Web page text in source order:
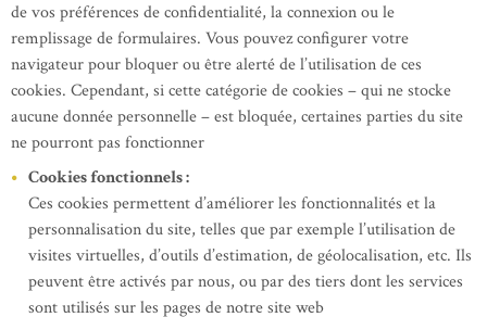
de vos préférences de confidentialité, la connexion ou le
remplissage de formulaires. Vous pouvez configurer votre
navigateur pour bloquer ou être alerté de l’utilisation de ces
cookies. Cependant, si cette catégorie de cookies – qui ne stocke
aucune donnée personnelle – est bloquée, certaines parties du site
ne pourront pas fonctionner
Cookies fonctionnels :
Ces cookies permettent d’améliorer les fonctionnalités et la
personnalisation du site, telles que par exemple l’utilisation de
visites virtuelles, d’outils d’estimation, de géolocalisation, etc. Ils
peuvent être activés par nous, ou par des tiers dont les services
sont utilisés sur les pages de notre site web